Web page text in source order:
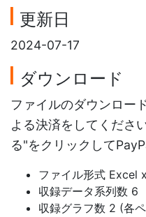
更新日
2024-07-17
ダウンロード
ファイルのダウンロー
よる決済をしてくださ
る"をクリックして
ファイル形式 Excel
収録データ系列数 6
収録グラフ数 2 (各